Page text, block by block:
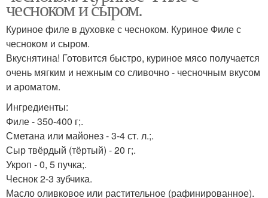
чесноком и сыром.
Куриное филе в духовке с чесноком. Куриное Филе с
чесноком и сыром.
Вкуснятина! Готовится быстро, куриное мясо получается
очень мягким и нежным со сливочно - чесночным вкусом
и ароматом.
Ингредиенты:
Филе - 350-400 г;.
Сметана или майонез - 3-4 ст. л.;.
Сыр твёрдый (тёртый) - 20 г;.
Укроп - 0, 5 пучка;.
Чеснок 2-3 зубчика.
Масло оливковое или растительное (рафинированное).